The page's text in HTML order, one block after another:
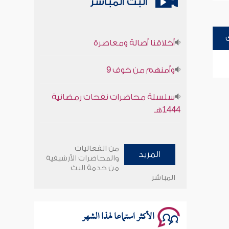
1444هـ
وأمنهم من خوف 9
سلسلة محاضرات نفحات رمضانية
المزيد
من الفعاليات
والمحاضرات الأرشيفية
من خدمة البث
المباشر
الأكثر استماعا لهذا الشهر